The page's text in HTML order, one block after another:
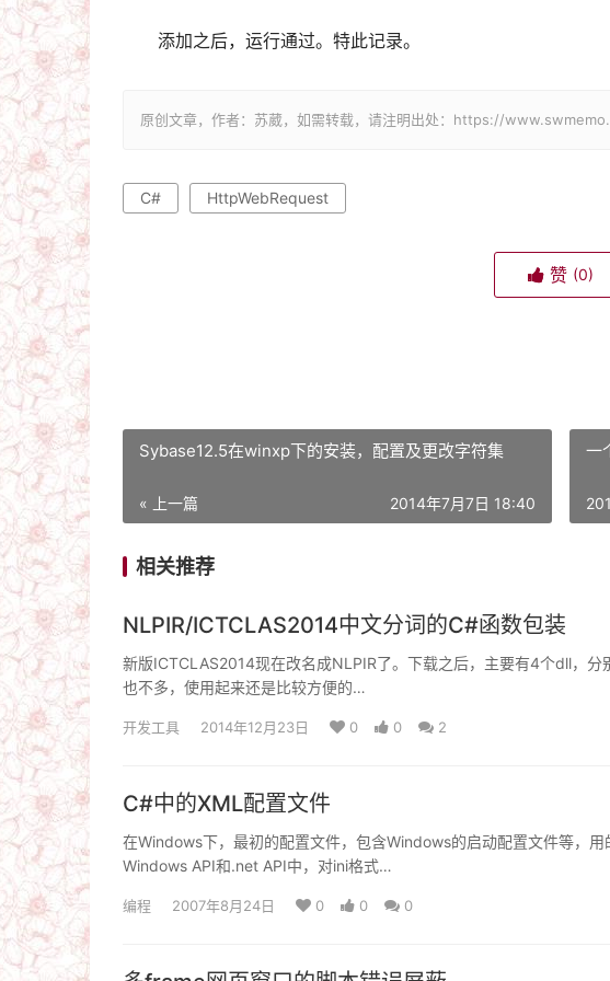
添加之后，运行通过。特此记录。
原创文章，作者：苏葳，如需转载，请注明出处：https://
C# HttpWebRequest
赞 (0)
Sybase12.5在winxp下的安装，配置及更改字符集
« 上一篇 2014年7月7日 18:40
一
相关推荐
NLPIR/ICTCLAS2014中文分词的C#函数包装
新版ICTCLAS2014现在改名成NLPIR了。下载之后，主要有4个dll，
也不多，使用起来还是比较方便的…
开发工具 2014年12月23日 0 0 2
C#中的XML配置文件
在Windows下，最初的配置文件，包含Windows的启动配置文件等，
Windows API和.net API中，对ini格式…
编程 2007年8月24日 0 0 0